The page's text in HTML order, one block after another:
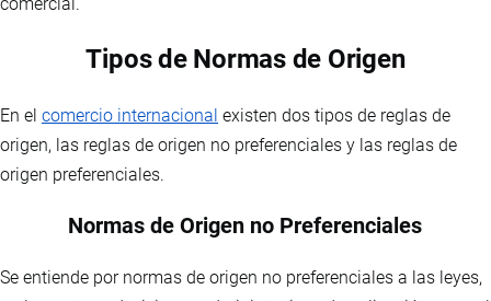
Tipos de Normas de Origen
En el comercio internacional existen dos tipos de reglas de
origen, las reglas de origen no preferenciales y las reglas de
origen preferenciales.
Normas de Origen no Preferenciales
Se entiende por normas de origen no preferenciales a las leyes,